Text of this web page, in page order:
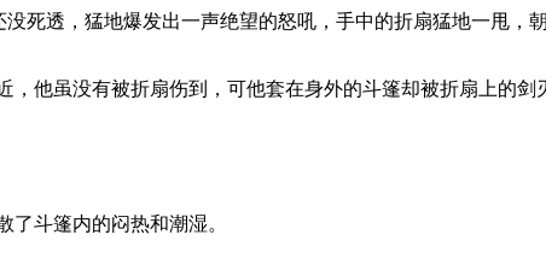
，猛地爆发出一声绝望的怒吼，手中的折扇猛地一甩，朝
没有被折扇伤到，可他套在身外的斗篷却被折扇上的剑
了斗篷内的闷热和潮湿。